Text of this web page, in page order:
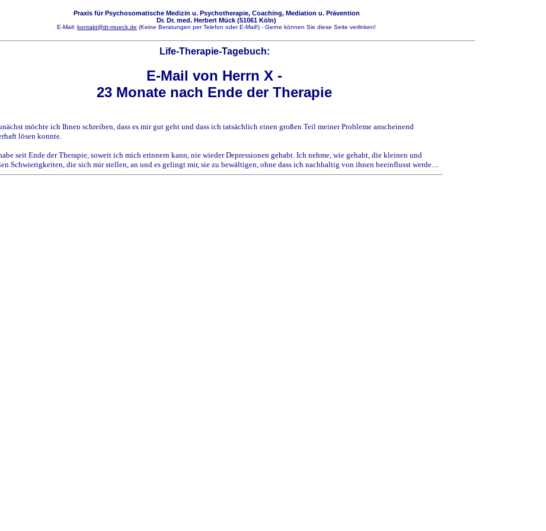
Praxis für Psychosomatische Medizin u. Psychotherapie, Coaching, Mediation u. Prävention
Dr. Dr. med. Herbert Mück (51061 Köln)
E-Mail: kontakt@dr-mueck.de (Keine Beratungen per Telefon oder E-Mail!) - Gerne können Sie diese Seite verlinken!
Life-Therapie-Tagebuch:
E-Mail von Herrn X -
23 Monate nach Ende der Therapie
möchte ich Ihnen schreiben, dass es mir gut geht und dass ich tatsächlich einen großen Teil meiner Probleme anscheinend
lösen konnte.
seit Ende der Therapie, soweit ich mich erinnern kann, nie wieder Depressionen gehabt. Ich nehme, wie gehabt, die kleinen und
Schwierigkeiten, die sich mir stellen, an und es gelingt mir, sie zu bewältigen, ohne dass ich nachhaltig von ihnen beeinflusst werde....